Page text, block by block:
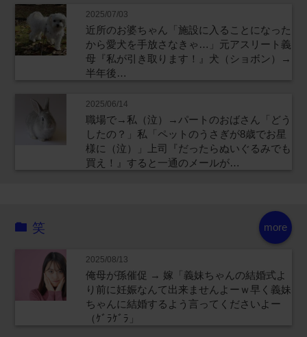
2025/07/03
近所のお婆ちゃん「施設に入ることになった
から愛犬を手放さなきゃ…」元アスリート義
母『私が引き取ります！』犬（ショボン）→
半年後…
2025/06/14
職場で→私（泣）→パートのおばさん「どう
したの？」私「ペットのうさぎが8歳でお星
様に（泣）」上司『だったらぬいぐるみでも
買え！』すると一通のメールが…
more
笑
2025/08/13
俺母が孫催促 → 嫁「義妹ちゃんの結婚式よ
り前に妊娠なんて出来ませんよーｗ早く義妹
ちゃんに結婚するよう言ってくださいよー
（ｹﾞﾗｹﾞﾗ」